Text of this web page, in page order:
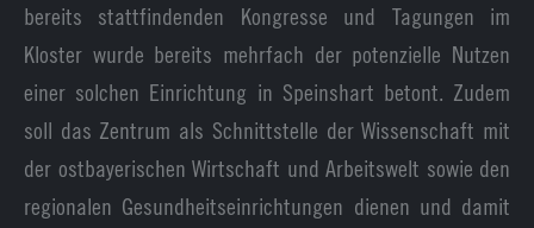
bereits stattfindenden Kongresse und Tagungen im
Kloster wurde bereits mehrfach der potenzielle Nutzen
einer solchen Einrichtung in Speinshart betont. Zudem
soll das Zentrum als Schnittstelle der Wissenschaft mit
der ostbayerischen Wirtschaft und Arbeitswelt sowie den
regionalen Gesundheitseinrichtungen dienen und damit